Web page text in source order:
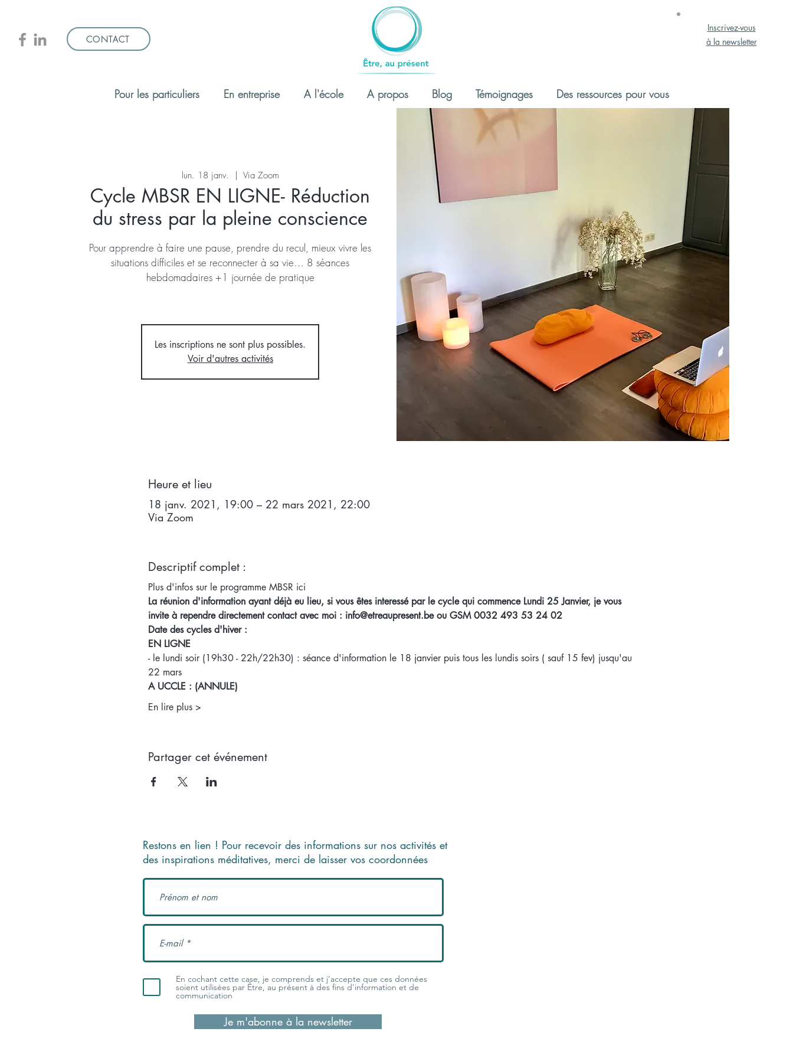
CONTACT
Inscrivez-vous
à la newsletter
lun. 18 janv.
  |
Via Zoom
Cycle MBSR EN LIGNE- Réduction
du stress par la pleine conscience
Pour apprendre à faire une pause, prendre du recul, mieux vivre les
situations difficiles et se reconnecter à sa vie… 8 séances
hebdomadaires +1 journée de pratique
Les inscriptions ne sont plus possibles.
Voir d'autres activités
Heure et lieu
18 janv. 2021, 19:00 – 22 mars 2021, 22:00
Via Zoom
Descriptif complet :
Plus d'infos sur le programme MBSR ici
La réunion d'information ayant déjà eu lieu, si vous êtes interessé par le cycle qui commence Lundi 25 Janvier, je vous
invite à rependre directement contact avec moi : info@etreaupresent.be ou GSM 0032 493 53 24 02
Date des cycles d'hiver :
EN LIGNE
- le lundi soir (19h30 - 22h/22h30) : séance d'information le 18 janvier puis tous les lundis soirs ( sauf 15 fev) jusqu'au
22 mars
A UCCLE : (ANNULE)
En lire plus >
Partager cet événement
Pour les particuliers En entreprise A l'école A propos Blog Témoignages Des ressources pour vous
Restons en lien ! Pour recevoir des informations sur nos activités et
des inspirations méditatives, merci de laisser vos coordonnées
En cochant cette case, je comprends et j'accepte que ces données
soient utilisées par Être, au présent à des fins d'information et de
communication
Je m'abonne à la newsletter